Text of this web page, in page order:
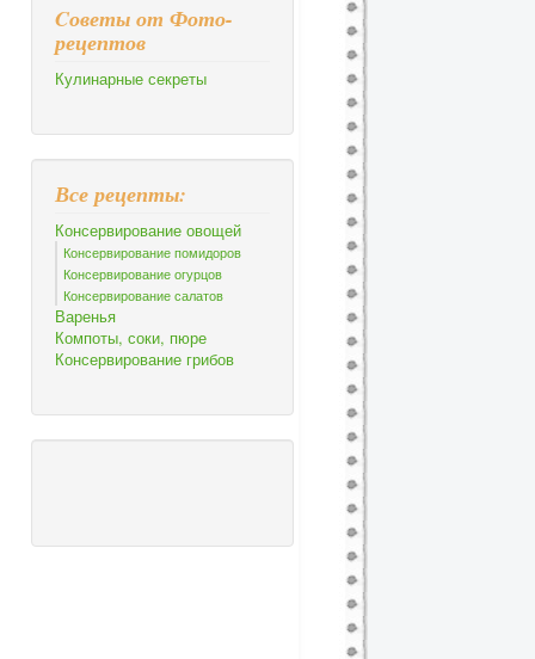
Cоветы от Фото-
рецептов
Кулинарные секреты
Все рецепты:
Консервирование овощей
Консервирование помидоров
Консервирование огурцов
Консервирование салатов
Варенья
Компоты, соки, пюре
Консервирование грибов